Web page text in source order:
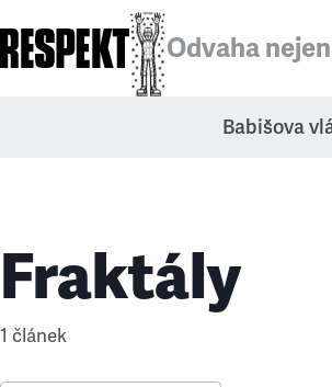
Odvaha
Babišova
Fraktály
1 článek